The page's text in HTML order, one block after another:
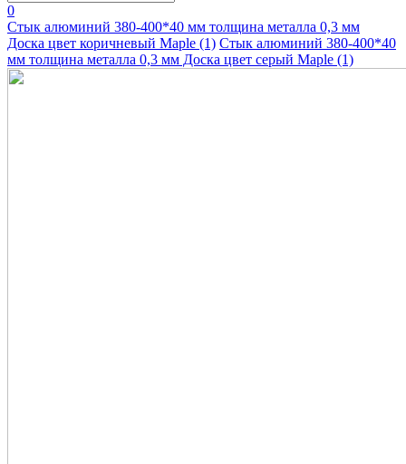
0
Стык алюминий 380-400*40 мм толщина металла 0,3 мм
Доска цвет коричневый Maple (1) Стык алюминий 380-400*40
мм толщина металла 0,3 мм Доска цвет серый Maple (1)